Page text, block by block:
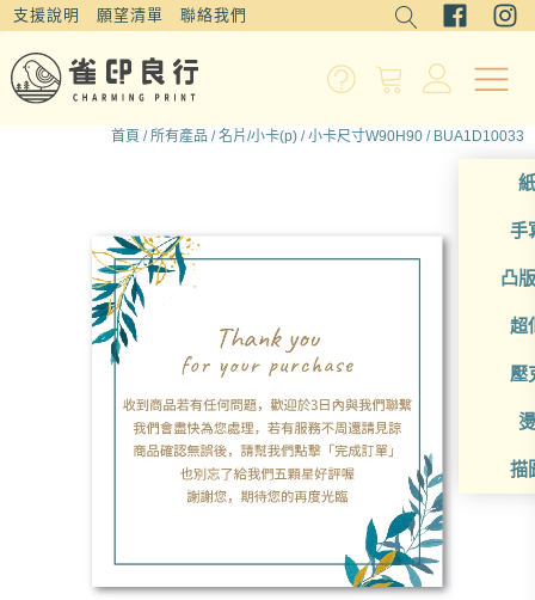
支援說明 願望清單 聯絡我們
手
凸
超
壓
描
首頁 /所有產品 /名片/小卡(p) /小卡尺寸W90H90 / BUA1D10033